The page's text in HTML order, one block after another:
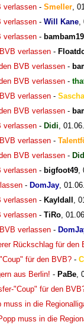
verlassen - Smeller
verlassen - Will Kane
verlassen -
verlassen -
BVB verlassen -
BVB verlassen -
verlassen - Sascha
BVB verlassen -
verlassen - Didi
verlassen -
BVB verlassen -
verlassen - bigfoot49
- DomJay
verlassen - Kayldall
verlassen - TiRo
verlassen -
Rückschlag für den
für den BVB? -
aus Berlin! - PaBe
"Coup" für den
muss in die
muss in die